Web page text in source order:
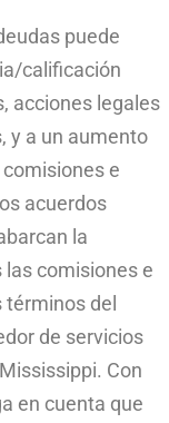
puede
calificación
acciones legales
y a un aumento
e
acuerdos
la
comisiones e
términos del
de servicios
Con
en cuenta que